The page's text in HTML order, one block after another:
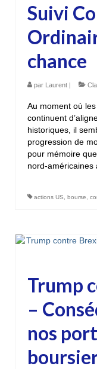
Suivi
chance
par Laurent |
Au moment où
continuent
historiques, il
progression de
pour mémoire
nord-
actions US bourse
Trump
–
nos